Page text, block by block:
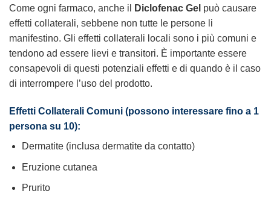
Come ogni farmaco, anche il
Diclofenac Gel può causare
effetti collaterali, sebbene non tutte le persone li
manifestino. Gli effetti collaterali locali sono i più comuni e
tendono ad essere lievi e transitori. È importante essere
consapevoli di questi potenziali effetti e di quando è il caso
di interrompere l’uso del prodotto.
Effetti Collaterali Comuni (possono interessare fino a 1
persona su 10):
Dermatite (inclusa dermatite da contatto)
Eruzione cutanea
Prurito